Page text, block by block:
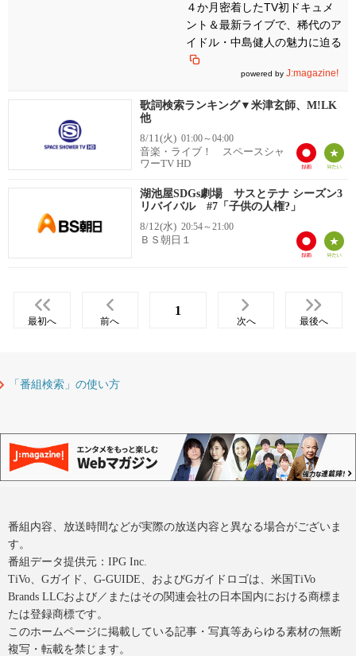
４か月密着したTV初ドキュメ
ント＆最新ライブで、稀代のア
イドル・中島健人の魅力に迫る
powered by J:magazine!
歌詞検索ランキング▼米津玄師、M!LK
他
8/11(火) 01:00～04:00
音楽・ライブ！ スペースシャ
ワーTV HD
湖池屋SDGs劇場 サスとテナ シーズン3
リバイバル #7「子供の人権?」
8/12(水) 20:54～21:00
ＢＳ朝日１
最初へ 前へ
1
次へ 最後へ
「番組検索」の使い方
番組内容、放送時間などが実際の放送内容と異なる場合がございま
す。
番組データ提供元：IPG Inc.
TiVo、Gガイド、G-GUIDE、およびGガイドロゴは、米国TiVo
Brands LLCおよび／またはその関連会社の日本国内における商標ま
たは登録商標です。
このホームページに掲載している記事・写真等あらゆる素材の無断
複写・転載を禁じます。